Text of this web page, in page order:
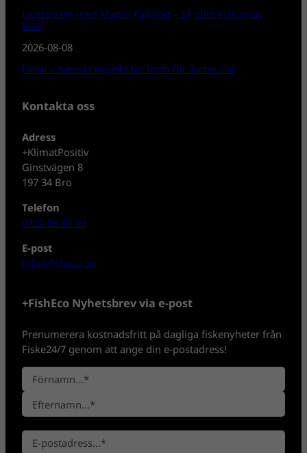
Livestream med Martin Falklind – så görs Fiskarnas
Rike!
2026-08-08
Finsk – svenskt projekt tar form för Torne älv!
Kontakta oss
Adress
+KlimatPositiv
Ginstvägen 8
197 34 Bro
Telefon
0702-08 80 30
E-post
info@fisheco.se
+FishEco Nyhetsbrev via e-post
Prenumerera kostnadsfritt på dagliga fiskenyheter från
Fiske24/7 genom att ange din e-postadress!
N
a
n
*
F
ö
r
E